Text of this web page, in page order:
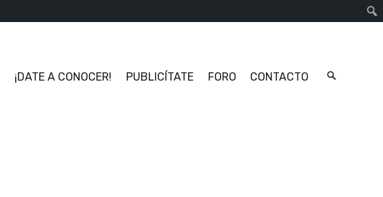
¡DATE A CONOCER! PUBLICÍTATE FORO CONTACTO